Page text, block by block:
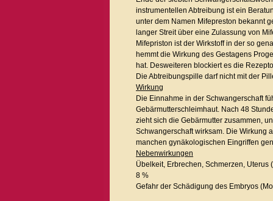
instrumentellen Abtreibung ist ein
unter dem Namen Mifepreston bekannt
langer Streit über eine Zulassung von
Mifepriston ist der Wirkstoff in der so
hemmt die Wirkung des Gestagens
hat. Desweiteren blockiert es die
Die Abtreibungspille darf nicht mit der
Wirkung
Die Einnahme in der Schwangerschaft
Gebärmutterschleimhaut. Nach 48
zieht sich die Gebärmutter zusammen,
Schwangerschaft wirksam. Die Wirkung
manchen gynäkologischen Eingriffen
Nebenwirkungen
Übelkeit, Erbrechen, Schmerzen, Uterus
8 %
Gefahr der Schädigung des Embryos